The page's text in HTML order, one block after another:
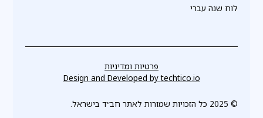
לוח שנה עברי
© 2025 כל הזכויות שמורות לאתר חב״ד בישראל.
פרטיות ומדיניות
Design and Developed bytechtico.io